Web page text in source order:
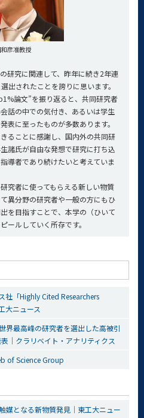
彦准教授
研究に関連して、昨年に続き2年連
出されたことを誇りに思います。
論文”を振り返ると、共同研究者
話の中での気付き、あるいは学生
表に至ったものが多数あります。
ることに感謝し、国内外の共同研
諸氏が自由な発想で研究に打ち込
導者であり続けたいと考えていま
究者に使ってもらえる新しい物質
異分野の研究者や一般の方にもひ
を目指すことで、本学の（ひいて
ールしていく所存です。
社「Highly Cited Researchers
大ニュース
界最高峰の研究者を選出した高被引
｜クラリベイト・アナリティクス
of Science Group
媒となる新物質発見│東工大ニュー